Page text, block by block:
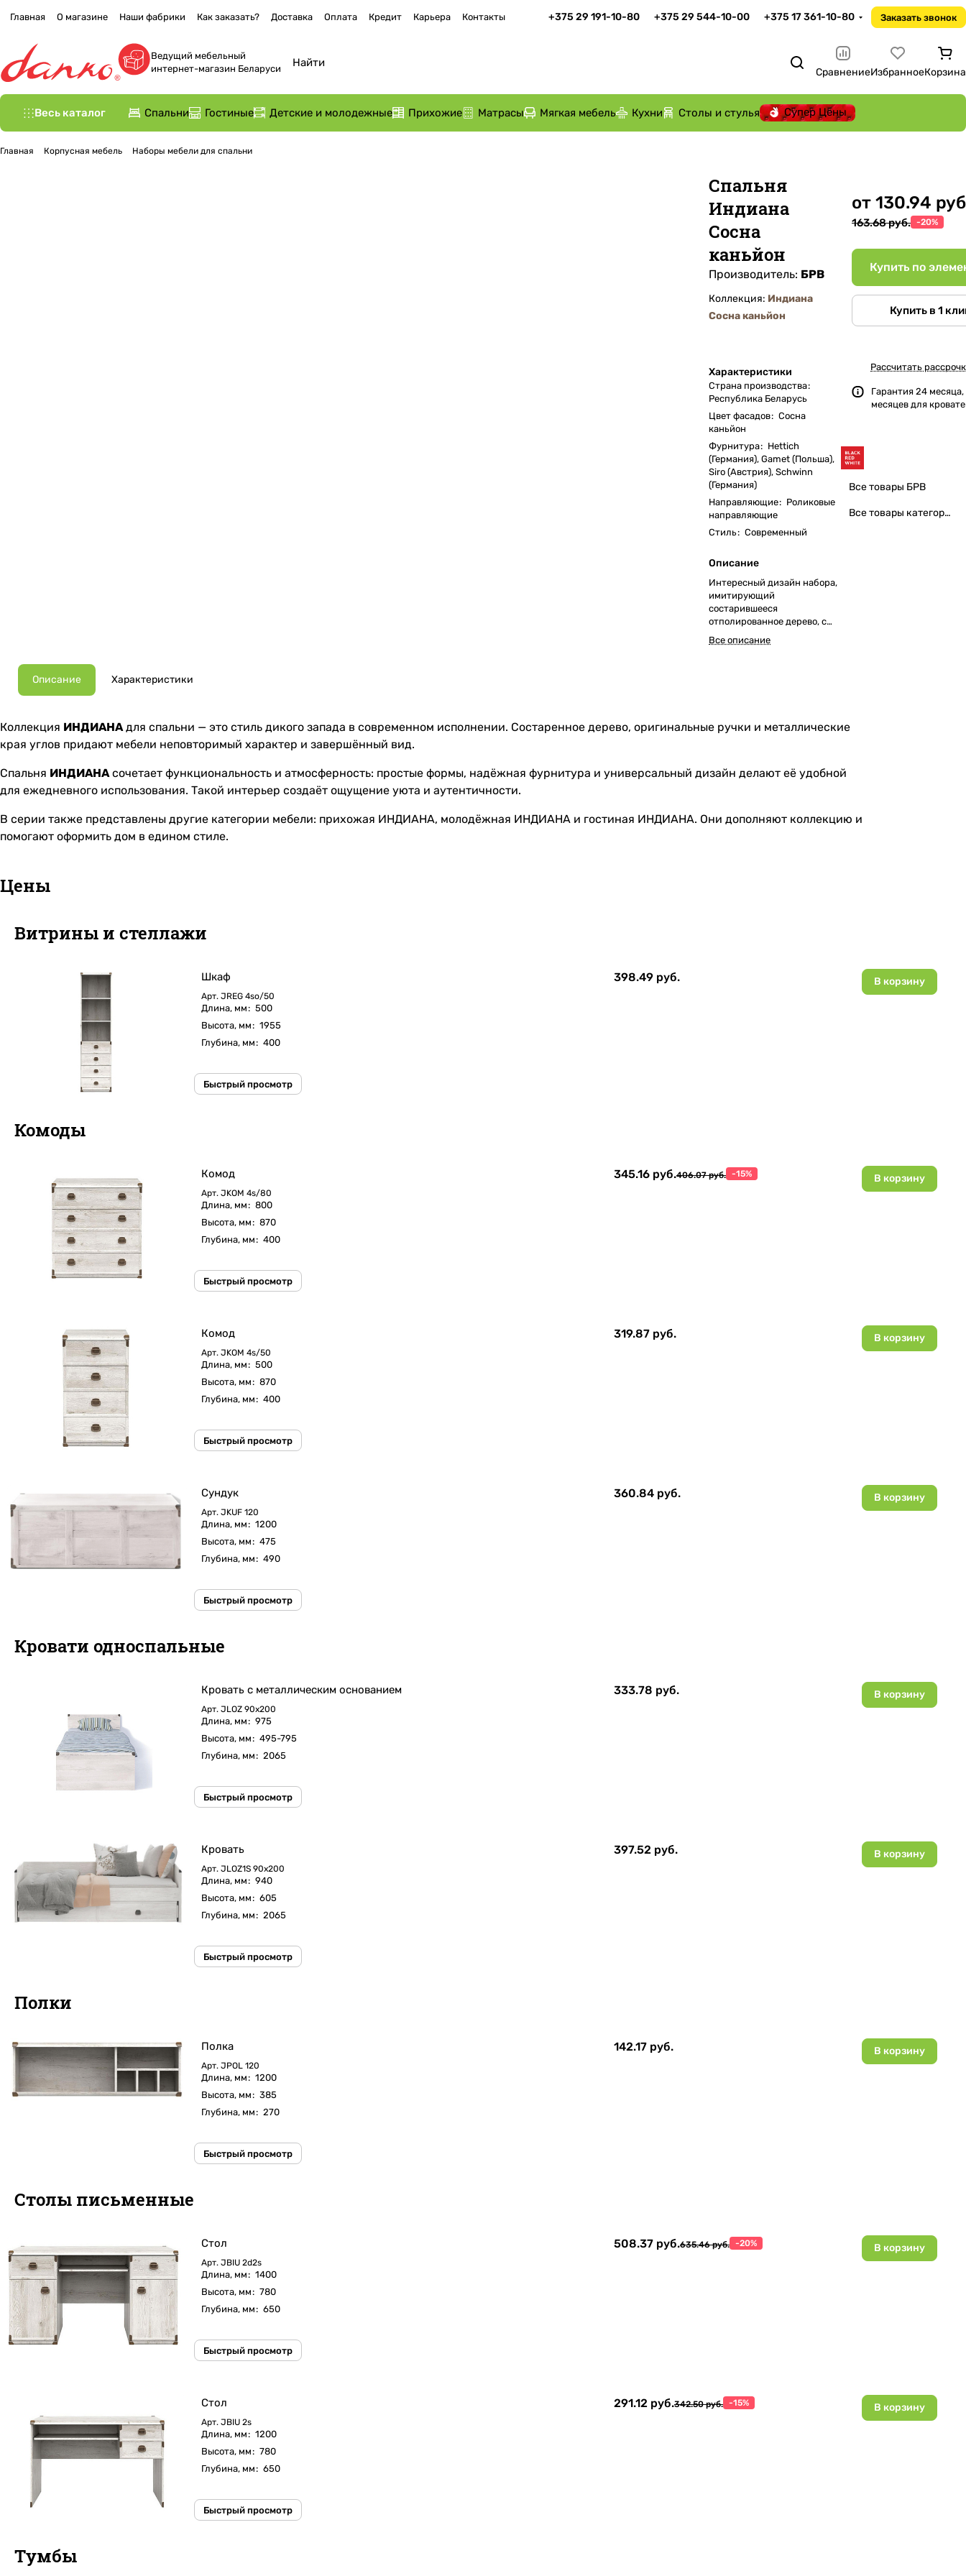
Главная О магазине Наши фабрики Как заказать? Доставка Оплата Кредит Карьера Контакты +375 29 191-10-80 +375 29 544-10-00 +375 17 361-10-80 Заказать звонок
Ведущий мебельный
интернет-магазин Беларуси
СравнениеИзбранноеКорзина
Весь каталог Спальни Гостиные Детские и молодежные Прихожие Матрасы Мягкая мебель Кухни Столы и стулья Супер Цены
Главная Корпусная мебель Наборы мебели для спальни
Спальня
Индиана
Сосна
каньйон
Производитель: БРВ
Коллекция: Индиана
Сосна каньйон
Характеристики
Страна производства:
Республика Беларусь
Цвет фасадов: Сосна
каньйон
Фурнитура: Hettich
(Германия), Gamet (Польша),
Siro (Австрия), Schwinn
(Германия)
Направляющие: Роликовые
направляющие
Стиль: Современный
Описание
Интересный дизайн набора,
имитирующий
состарившееся
отполированное дерево, с
оригинальной формой
ручек, придающий
Все описание
от 130.94
163.68 руб. -20%
Купить по
Купить в 1
Рассчитать
Гарантия 24 месяца,
месяцев для
Все товары БРВ
Все товары категории
Описание Характеристики
Коллекция ИНДИАНАдля спальни — это стиль дикого запада в современном исполнении. Состаренное дерево, оригинальные ручки и металлические
края углов придают мебели неповторимый характер и завершённый вид.
Спальня ИНДИАНАсочетает функциональность и атмосферность: простые формы, надёжная фурнитура и универсальный дизайн делают её удобной
для ежедневного использования. Такой интерьер создаёт ощущение уюта и аутентичности.
В серии также представлены другие категории мебели: прихожая ИНДИАНА, молодёжная ИНДИАНА и гостиная ИНДИАНА. Они дополняют коллекцию и
помогают оформить дом в едином стиле.
Цены
Витрины и стеллажи
Шкаф
Арт. JREG 4so/50
Длина, мм: 500
Высота, мм: 1955
Глубина, мм: 400
398.49 руб. В корзину
Быстрый просмотр
Комоды
Комод
Арт. JKOM 4s/80
Длина, мм: 800
Высота, мм: 870
Глубина, мм: 400
345.16 руб.406.07 руб. -15% В корзину
Быстрый просмотр
Комод
Арт. JKOM 4s/50
Длина, мм: 500
Высота, мм: 870
Глубина, мм: 400
319.87 руб. В корзину
Быстрый просмотр
Сундук
Арт. JKUF 120
Длина, мм: 1200
Высота, мм: 475
Глубина, мм: 490
360.84 руб. В корзину
Быстрый просмотр
Кровати односпальные
Кровать c металлическим основанием
Арт. JLOZ 90х200
Длина, мм: 975
Высота, мм: 495-795
Глубина, мм: 2065
333.78 руб. В корзину
Быстрый просмотр
Кровать
Арт. JLOZ1S 90х200
Длина, мм: 940
Высота, мм: 605
Глубина, мм: 2065
397.52 руб. В корзину
Быстрый просмотр
Полки
Полка
Арт. JPOL 120
Длина, мм: 1200
Высота, мм: 385
Глубина, мм: 270
142.17 руб. В корзину
Быстрый просмотр
Столы письменные
Стол
Арт. JBIU 2d2s
Длина, мм: 1400
Высота, мм: 780
Глубина, мм: 650
508.37 руб.635.46 руб. -20% В корзину
Быстрый просмотр
Стол
Арт. JBIU 2s
Длина, мм: 1200
Высота, мм: 780
Глубина, мм: 650
291.12 руб.342.50 руб. -15% В корзину
Быстрый просмотр
Тумбы